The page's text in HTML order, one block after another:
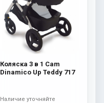
Коляска 3 в 1 Cam
Dinamico Up Teddy 717
Наличие уточняйте